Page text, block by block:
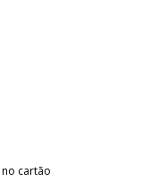
no cartão